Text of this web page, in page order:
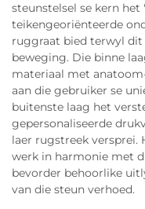
steunstelsel se kern
teikengeoriënteerde
ruggraat bied terwyl
beweging. Die binne
materiaal met
aan die gebruiker se
buitenste laag het
gepersonaliseerde
laer rugstreek versprei.
werk in harmonie met
bevorder behoorlike
van die steun verhoed.